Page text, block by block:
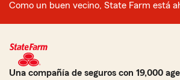
Como un buen vecino, State Farm está
Una compañía de seguros con 19,000